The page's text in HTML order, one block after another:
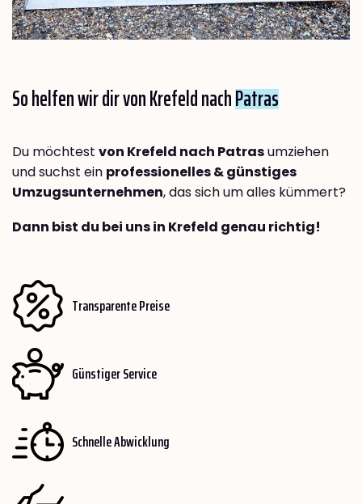
So helfen wir dir von Krefeld nachPatras
Du möchtest von Krefeld nach Patrasumziehen
und suchst ein professionelles & günstiges
Umzugsunternehmen, das sich um alles kümmert?
Dann bist du bei uns in Krefeld genau richtig!
Transparente Preise
Günstiger Service
Schnelle Abwicklung